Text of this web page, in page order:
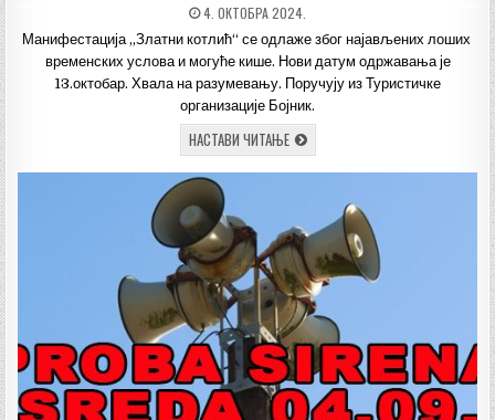
ДАТУМ
ОБЈАВЉИВАЊА:
4. ОКТОБРА 2024.
Манифестација „Златни котлић“ се одлаже због најављених лоших
временских услова и могуће кише. Нови датум одржавања је
13.октобар. Хвала на разумевању. Поручују из Туристичке
организације Бојник.
НАСТАВИ ЧИТАЊЕЗЛАТНИ
КОТЛИЋ